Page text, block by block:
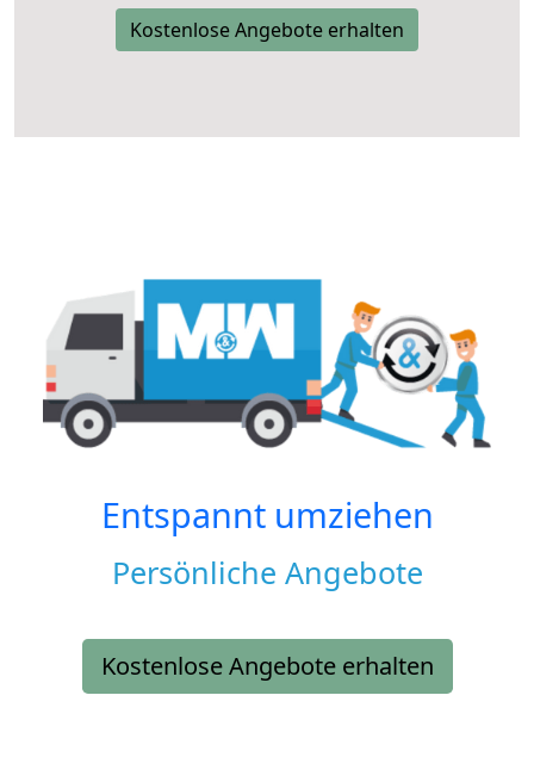
Kostenlose Angebote erhalten
Entspannt umziehen
Persönliche Angebote
Kostenlose Angebote erhalten